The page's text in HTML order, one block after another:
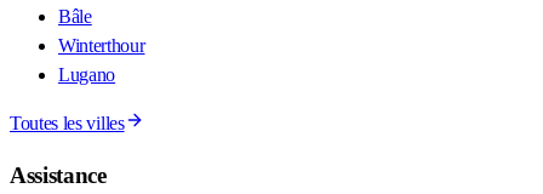
Bâle
Winterthour
Lugano
Toutes les villes
Assistance